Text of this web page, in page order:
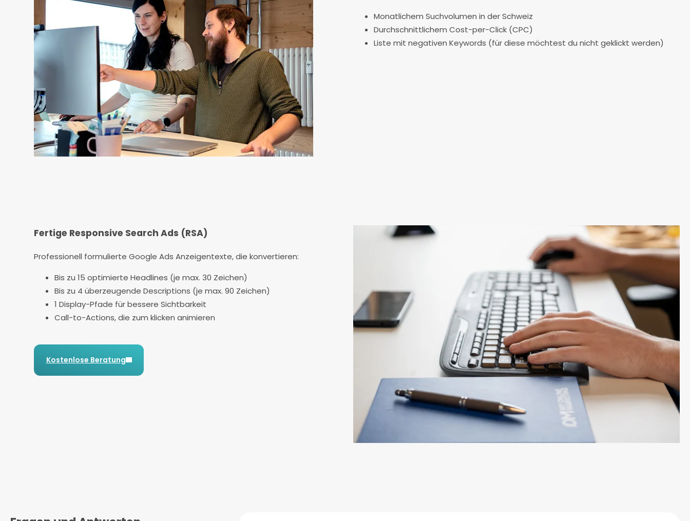
Monatlichem Suchvolumen in der Schweiz
Durchschnittlichem Cost-per-Click (CPC)
Liste mit negativen Keywords (für diese möchtest du nicht geklickt werden)
Fertige Responsive Search Ads (RSA)
Professionell formulierte Google Ads Anzeigentexte, die konvertieren:
Bis zu 15 optimierte Headlines (je max. 30 Zeichen)
Bis zu 4 überzeugende Descriptions (je max. 90 Zeichen)
1 Display-Pfade für bessere Sichtbarkeit
Call-to-Actions, die zum klicken animieren
Kostenlose Beratung